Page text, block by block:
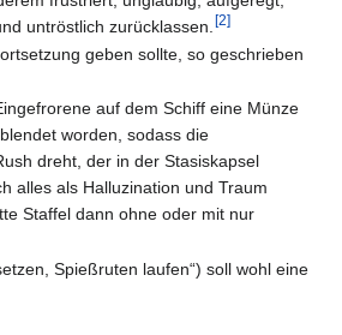
untröstlich zurücklassen. [2]
geben sollte, so geschrieben
auf dem Schiff eine Münze
worden, sodass die
dreht, der in der Stasiskapsel
alles als Halluzination und Traum
Staffel dann ohne oder mit nur
Spießruten laufen“) soll wohl eine